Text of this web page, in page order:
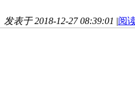
发表于 2018-12-27 08:39:01 |阅